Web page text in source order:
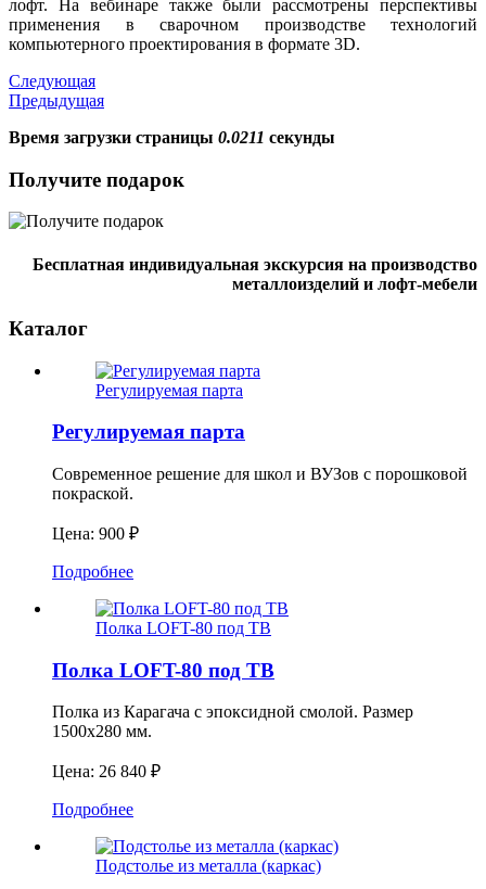
лофт. На вебинаре также были рассмотрены перспективы
применения в сварочном производстве технологий
компьютерного проектирования в формате 3D.
Следующая
Предыдущая
Время загрузки страницы 0.0211 секунды
Получите подарок
Бесплатная индивидуальная экскурсия на производство
металлоизделий и лофт-мебели
Каталог
Регулируемая парта
Регулируемая парта
Современное решение для школ и ВУЗов с порошковой
покраской.
Цена: 900 ₽
Подробнее
Полка LOFT-80 под ТВ
Полка LOFT-80 под ТВ
Полка из Карагача с эпоксидной смолой. Размер
1500х280 мм.
Цена: 26 840 ₽
Подробнее
Подстолье из металла (каркас)